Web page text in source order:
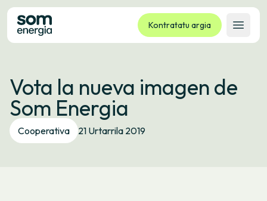
Kontratatu argia
Ireki
Tarifak
Zerbitzuak
Enpresak
Kooperatiba
Vota la nueva imagen de
Som Energia
Cooperativa 21 Urtarrila 2019